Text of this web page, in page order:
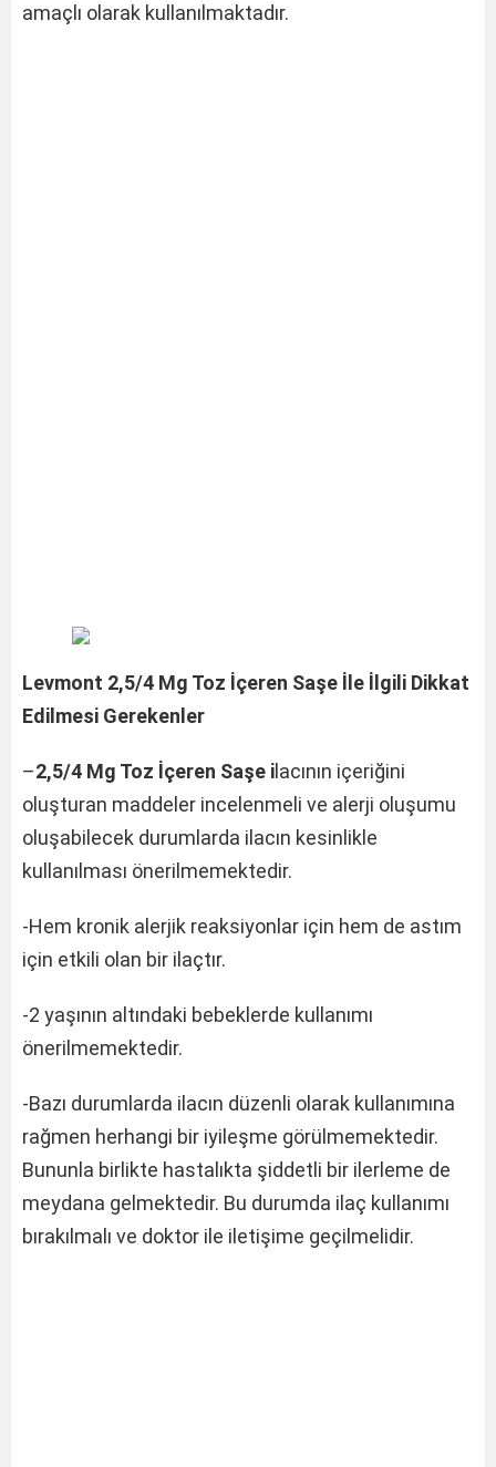
amaçlı olarak kullanılmaktadır.
Levmont 2,5/4 Mg Toz İçeren Saşe İle İlgili Dikkat
Edilmesi Gerekenler
–2,5/4 Mg Toz İçeren Saşe i lacının içeriğini
oluşturan maddeler incelenmeli ve alerji oluşumu
oluşabilecek durumlarda ilacın kesinlikle
kullanılması önerilmemektedir.
-Hem kronik alerjik reaksiyonlar için hem de astım
için etkili olan bir ilaçtır.
-2 yaşının altındaki bebeklerde kullanımı
önerilmemektedir.
-Bazı durumlarda ilacın düzenli olarak kullanımına
rağmen herhangi bir iyileşme görülmemektedir.
Bununla birlikte hastalıkta şiddetli bir ilerleme de
meydana gelmektedir. Bu durumda ilaç kullanımı
bırakılmalı ve doktor ile iletişime geçilmelidir.